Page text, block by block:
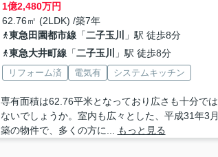
1億2,480万円
62.76㎡ (2LDK) /築7年
東急田園都市線「二子玉川
」駅 徒歩8分
東急大井町線「二子玉川 」駅 徒歩8分
リフォーム済 電気有 システムキッチン
専有面積は62.76平米となっており広さも十分では
ないでしょうか。室内も広々とした、平成31年3月
築の物件で、多くの方に...
もっと見る